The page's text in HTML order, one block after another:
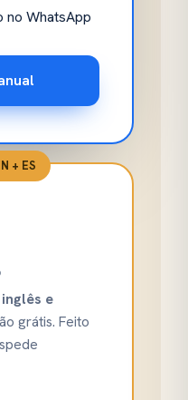
no WhatsApp
+ ES
e
grátis. Feito